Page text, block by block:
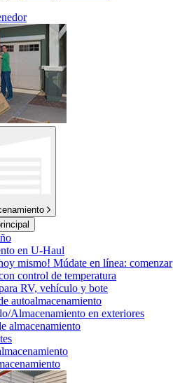
en U-Haul
mismo! Múdate en línea: comenzar
control de temperatura
RV, vehículo y bote
autoalmacenamiento
Almacenamiento en exteriores
almacenamiento